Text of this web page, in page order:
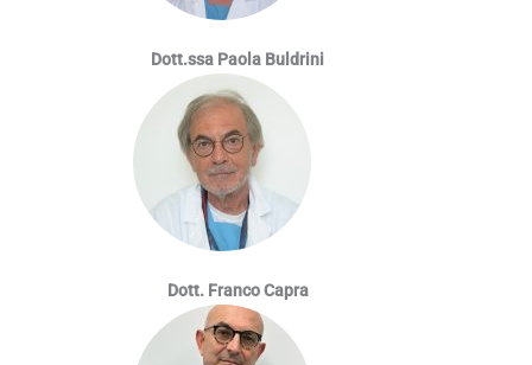
Dott.ssa Paola Buldrini
Dott. Franco Capra